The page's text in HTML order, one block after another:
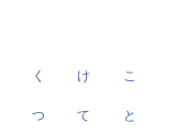
く け こ
つ て と